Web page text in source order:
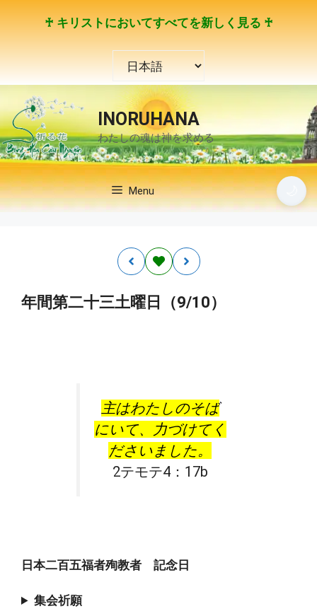
ス
キ
ッ
プ
♰ キリストにおいてすべてを新しく見る ♰
選
択
INORUHANA
わたしの魂は神を求める
Menu
年間第二十三土曜日（9/10）
主はわたしのそば
にいて、力づけてく
ださいました。
2テモテ4：17b
日本二百五福者殉教者 記念日
集会祈願